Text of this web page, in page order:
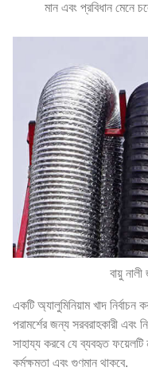
মান এবং প্রবিধান মেনে
বায়ু
একটি অ্যালুমিনিয়াম খাদ নির্বাচন
পরামর্শের জন্য সরবরাহকারী এবং
সাহায্য করবে যে ব্যবহৃত ফয়েলটি
কর্মক্ষমতা এবং গুণমান থাকবে.